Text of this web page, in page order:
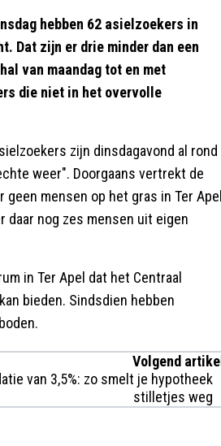
hebben 62 asielzoekers in
Dat zijn er drie minder dan een
van maandag tot en met
die niet in het overvolle
zijn dinsdagavond al rond
weer". Doorgaans vertrekt de
mensen op het gras in Ter Apel
daar nog zes mensen uit eigen
in Ter Apel dat het Centraal
bieden. Sindsdien hebben
Volgend artikel
van 3,5%: zo smelt je hypotheek
stilletjes weg